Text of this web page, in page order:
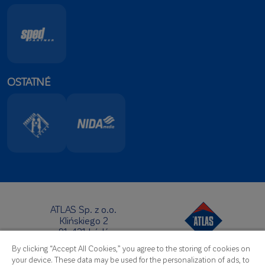
OSTATNÉ
ATLAS Sp. z o.o.
Klińskiego 2
91-421 Łódź
Sídlo:
Telefón:+48 42 631 88 00
By clicking “Accept All Cookies,” you agree to the storing of cookies on
your device. These data may be used for the personalization of ads, to